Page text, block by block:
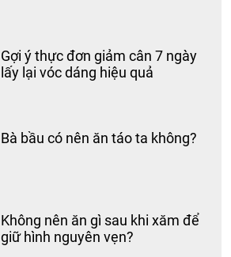
Gợi ý thực đơn giảm cân 7 ngày
lấy lại vóc dáng hiệu quả
Bà bầu có nên ăn táo ta không?
Không nên ăn gì sau khi xăm để
giữ hình nguyên vẹn?